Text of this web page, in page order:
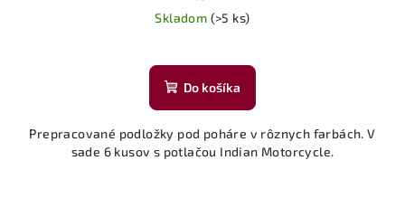
Skladom (>5 ks)
Do košíka
Prepracované podložky pod poháre v rôznych farbách. V
sade 6 kusov s potlačou Indian Motorcycle.